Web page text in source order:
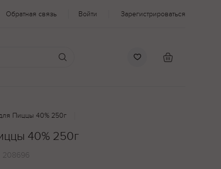
Обратная связь Войти Зарегистрироваться
Пиццы 40% 250г
40% 250г
208696